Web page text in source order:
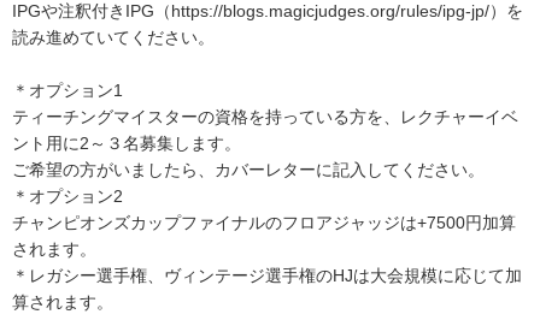
IPGや注釈付きIPG（https://blogs.magicjudges.org/rules/ipg-jp/）を
読み進めていてください。
＊オプション1
ティーチングマイスターの資格を持っている方を、レクチャーイベ
ント用に2～３名募集します。
ご希望の方がいましたら、カバーレターに記入してください。
＊オプション2
チャンピオンズカップファイナルのフロアジャッジは+7500円加算
されます。
＊レガシー選手権、ヴィンテージ選手権のHJは大会規模に応じて加
算されます。